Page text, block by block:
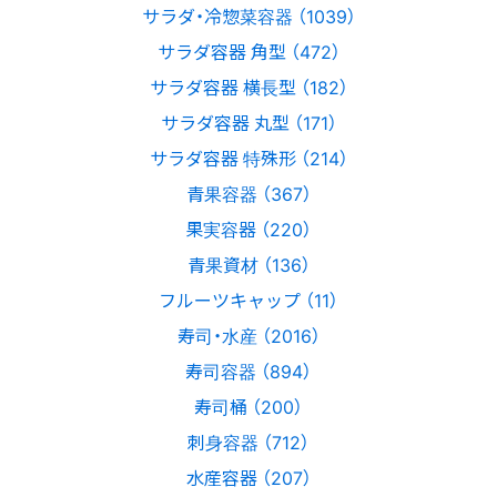
サラダ・冷惣菜容器 （1039）
サラダ容器 角型 （472）
サラダ容器 横長型 （182）
サラダ容器 丸型 （171）
サラダ容器 特殊形 （214）
青果容器 （367）
果実容器 （220）
青果資材 （136）
フルーツキャップ （11）
寿司・水産 （2016）
寿司容器 （894）
寿司桶 （200）
刺身容器 （712）
水産容器 （207）